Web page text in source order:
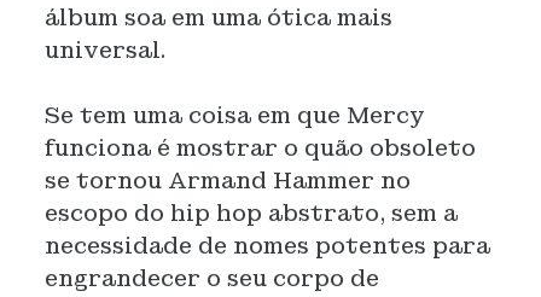
álbum soa em uma ótica mais
universal.
Se tem uma coisa em que Mercy
funciona é mostrar o quão obsoleto
se tornou Armand Hammer no
escopo do hip hop abstrato, sem a
necessidade de nomes potentes para
engrandecer o seu corpo de